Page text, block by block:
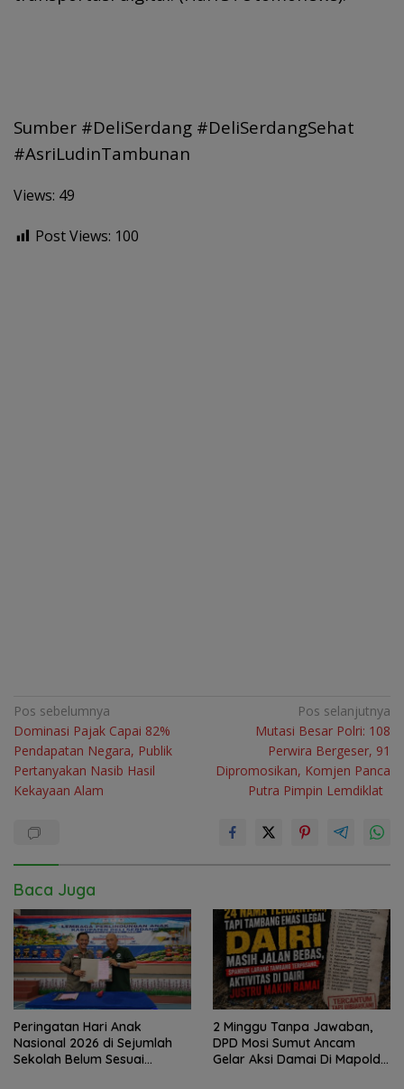
Sumber #DeliSerdang #DeliSerdangSehat
#AsriLudinTambunan
Views: 49
Post Views: 100
Navigasi
pos
Pos sebelumnya
Dominasi Pajak Capai 82%
Pendapatan Negara, Publik
Pertanyakan Nasib Hasil
Kekayaan Alam
Pos selanjutnya
Mutasi Besar Polri: 108
Perwira Bergeser, 91
Dipromosikan, Komjen Panca
Putra Pimpin Lemdiklat
Baca Juga
Peringatan Hari Anak
Nasional 2026 di Sejumlah
Sekolah Belum Sesuai
2 Minggu Tanpa Jawaban,
DPD Mosi Sumut Ancam
Gelar Aksi Damai Di Mapolda